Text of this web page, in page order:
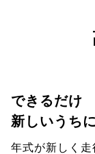
できるだけ
新しいうち
年式が新しく